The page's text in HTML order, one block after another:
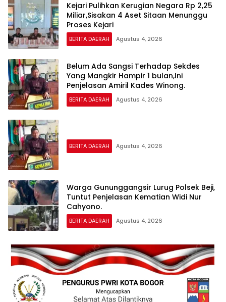
Kejari Pulihkan Kerugian Negara Rp 2,25
Miliar,Sisakan 4 Aset Sitaan Menunggu
Proses Kejari
BERITA DAERAH Agustus 4, 2026
Belum Ada Sangsi Terhadap Sekdes
Yang Mangkir Hampir 1 bulan,Ini
Penjelasan Amiril Kades Winong.
BERITA DAERAH Agustus 4, 2026
BERITA DAERAH Agustus 4, 2026
Warga Gununggangsir Lurug Polsek Beji,
Tuntut Penjelasan Kematian Widi Nur
Cahyono.
BERITA DAERAH Agustus 4, 2026